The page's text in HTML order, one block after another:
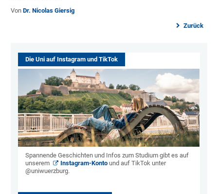
VonDr. Nicolas Giersig
Zurück
Die Uni auf Instagram und TikTok
Spannende Geschichten und Infos zum Studium gibt es auf
unserem
Instagram-Konto und auf TikTok unter
@uniwuerzburg.